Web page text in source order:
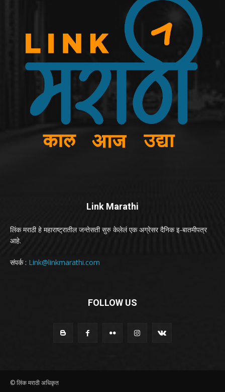
Link Marathi
लिंक मराठी हे महाराष्ट्रातील जन्तेसती सुरु केलेलं एक अग्रेसर दैनिक इ-बातमीपत्र
आहे.
संपर्क : Link@linkmarathi.com
FOLLOW US
© लिंक मराठी अधिकृत